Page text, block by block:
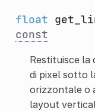
float
const
Restituisce la
di pixel sotto
orizzontale o
layout